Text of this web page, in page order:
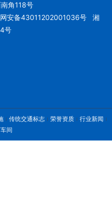
角118号
安备43011202001036号
湘
号
传统交通标志 荣誉资质
行业新闻
间